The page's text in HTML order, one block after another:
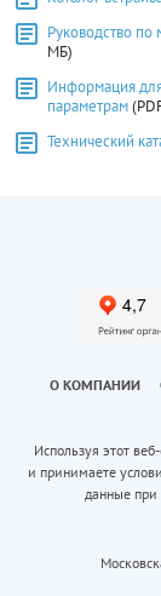
Руководство
МБ)
Информация
параметрам
Технический
О КОМПАНИИ
Используя этот
и принимаете
данные при